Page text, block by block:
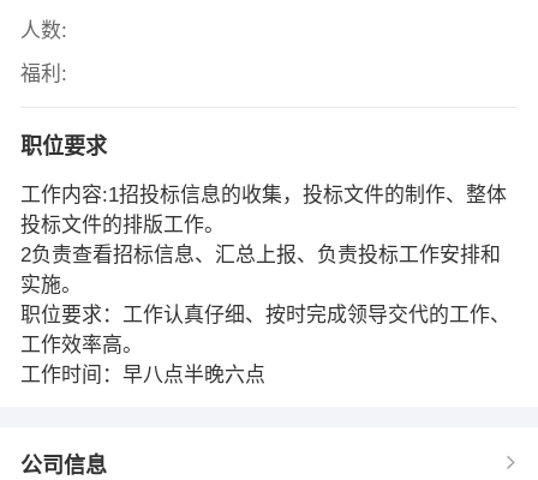
人数:
福利:
职位要求
工作内容:1招投标信息的收集，投标文件的制作、整体
投标文件的排版工作。
2负责查看招标信息、汇总上报、负责投标工作安排和
实施。
职位要求：工作认真仔细、按时完成领导交代的工作、
工作效率高。
工作时间：早八点半晚六点
公司信息